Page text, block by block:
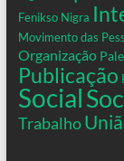
Fenikso Nigra
Movimento das
Organização
Publicação
Social
Trabalho